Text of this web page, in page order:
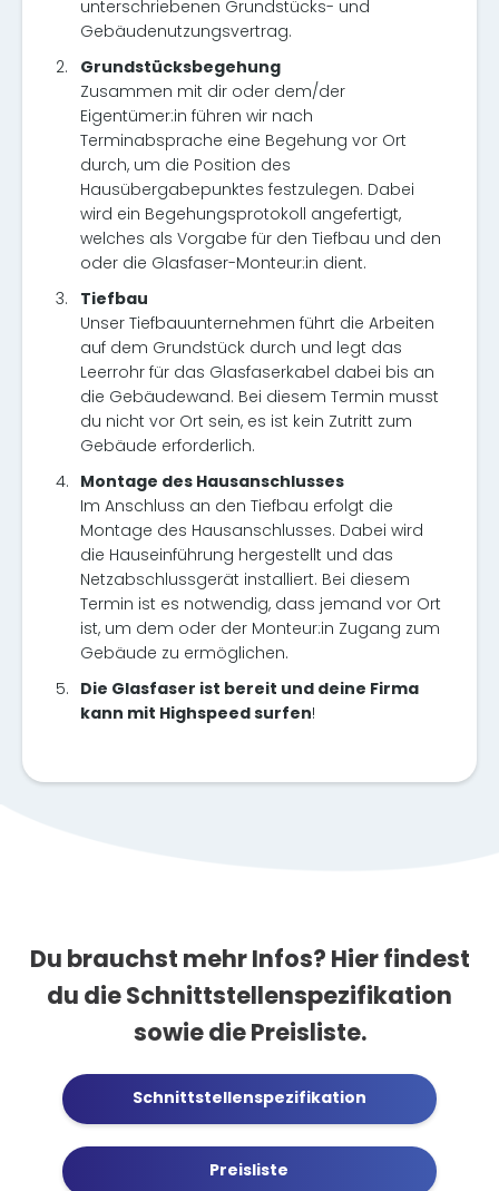
unterschriebenen Grundstücks- und
Gebäudenutzungsvertrag.
2.
Grundstücksbegehung
Zusammen mit dir oder dem/der
Eigentümer:in führen wir nach
Terminabsprache eine Begehung vor Ort
durch, um die Position des
Hausübergabepunktes festzulegen. Dabei
wird ein Begehungsprotokoll angefertigt,
welches als Vorgabe für den Tiefbau und den
oder die Glasfaser-Monteur:in dient.
3.
Tiefbau
Unser Tiefbauunternehmen führt die Arbeiten
auf dem Grundstück durch und legt das
Leerrohr für das Glasfaserkabel dabei bis an
die Gebäudewand. Bei diesem Termin musst
du nicht vor Ort sein, es ist kein Zutritt zum
Gebäude erforderlich.
4. Montage des Hausanschlusses
Im Anschluss an den Tiefbau erfolgt die
Montage des Hausanschlusses. Dabei wird
die Hauseinführung hergestellt und das
Netzabschlussgerät installiert. Bei diesem
Termin ist es notwendig, dass jemand vor Ort
ist, um dem oder der Monteur:in Zugang zum
Gebäude zu ermöglichen.
5. Die Glasfaser ist bereit und deine Firma
kann mit Highspeed surfen!
Du brauchst mehr Infos? Hier findest
du die Schnittstellenspezifikation
sowie die Preisliste.
Schnittstellenspezifikation
Preisliste